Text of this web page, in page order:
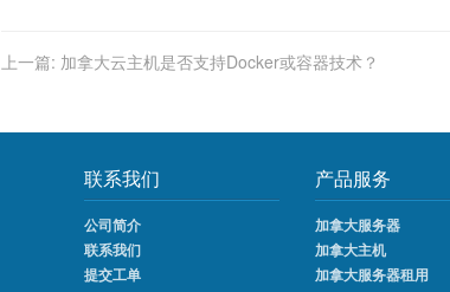
上一篇: 加拿大云主机是否支持Docker或容器技术？
联系我们
公司简介
联系我们
提交工单
产品服务
加拿大服务器
加拿大主机
加拿大服务器租用